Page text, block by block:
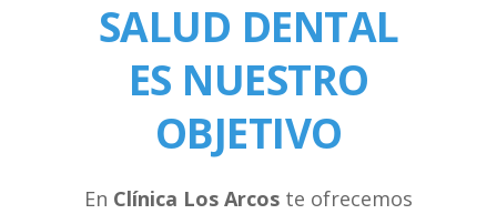
SALUD DENTAL
ES NUESTRO
OBJETIVO
En Clínica Los Arcos te ofrecemos